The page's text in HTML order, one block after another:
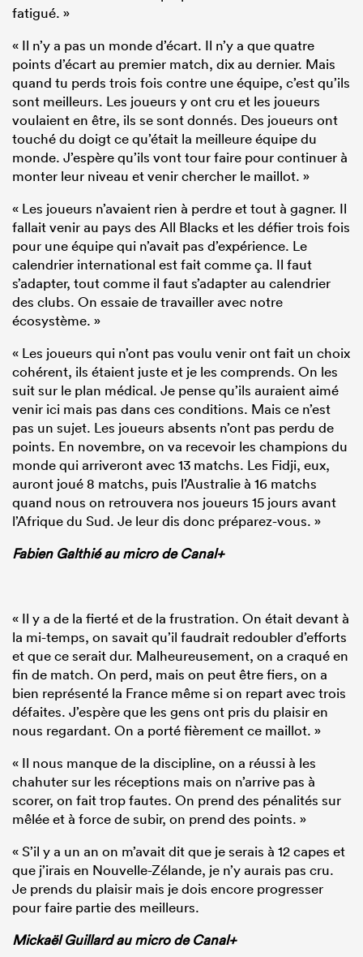
fatigué. »
« Il n’y a pas un monde d’écart. Il n’y a que quatre
points d’écart au premier match, dix au dernier. Mais
quand tu perds trois fois contre une équipe, c’est qu’ils
sont meilleurs. Les joueurs y ont cru et les joueurs
voulaient en être, ils se sont donnés. Des joueurs ont
touché du doigt ce qu’était la meilleure équipe du
monde. J’espère qu’ils vont tour faire pour continuer à
monter leur niveau et venir chercher le maillot. »
« Les joueurs n’avaient rien à perdre et tout à gagner. Il
fallait venir au pays des All Blacks et les défier trois fois
pour une équipe qui n’avait pas d’expérience. Le
calendrier international est fait comme ça. Il faut
s’adapter, tout comme il faut s’adapter au calendrier
des clubs. On essaie de travailler avec notre
écosystème. »
« Les joueurs qui n’ont pas voulu venir ont fait un choix
cohérent, ils étaient juste et je les comprends. On les
suit sur le plan médical. Je pense qu’ils auraient aimé
venir ici mais pas dans ces conditions. Mais ce n’est
pas un sujet. Les joueurs absents n’ont pas perdu de
points. En novembre, on va recevoir les champions du
monde qui arriveront avec 13 matchs. Les Fidji, eux,
auront joué 8 matchs, puis l’Australie à 16 matchs
quand nous on retrouvera nos joueurs 15 jours avant
l’Afrique du Sud. Je leur dis donc préparez-vous. »
Fabien Galthié au micro de Canal+
« Il y a de la fierté et de la frustration. On était devant à
la mi-temps, on savait qu’il faudrait redoubler d’efforts
et que ce serait dur. Malheureusement, on a craqué en
fin de match. On perd, mais on peut être fiers, on a
bien représenté la France même si on repart avec trois
défaites. J’espère que les gens ont pris du plaisir en
nous regardant. On a porté fièrement ce maillot. »
« Il nous manque de la discipline, on a réussi à les
chahuter sur les réceptions mais on n’arrive pas à
scorer, on fait trop fautes. On prend des pénalités sur
mêlée et à force de subir, on prend des points. »
« S’il y a un an on m’avait dit que je serais à 12 capes et
que j’irais en Nouvelle-Zélande, je n’y aurais pas cru.
Je prends du plaisir mais je dois encore progresser
pour faire partie des meilleurs.
Mickaël Guillard au micro de Canal+